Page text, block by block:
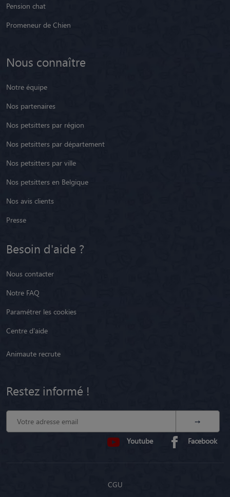
Pension chat
Promeneur de Chien
Nous connaître
Notre équipe
Nos partenaires
Nos petsitters par région
Nos petsitters par département
Nos petsitters par ville
Nos petsitters en Belgique
Nos avis clients
Presse
Besoin d'aide ?
Nous contacter
Notre FAQ
Paramétrer les cookies
Centre d'aide
Animaute recrute
Restez informé !
Youtube Facebook
CGU